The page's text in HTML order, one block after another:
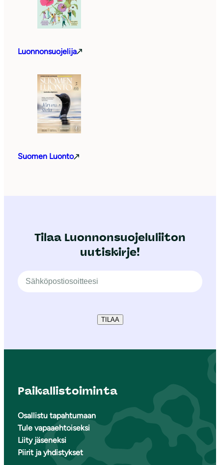
Luonnonsuojelija
Suomen Luonto
Tilaa Luonnonsuojeluliiton
uutiskirje!
TILAA
Paikallistoiminta
Osallistu tapahtumaan
Tule vapaaehtoiseksi
Liity jäseneksi
Piirit ja yhdistykset